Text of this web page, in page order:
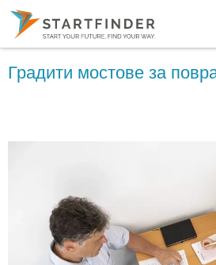
Градити мостове за